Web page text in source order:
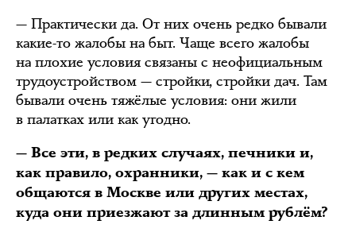
— Практически да. От них очень редко бывали
какие-то жалобы на быт. Чаще всего жалобы
на плохие условия связаны с неофициальным
трудоустройством — стройки, стройки дач. Там
бывали очень тяжёлые условия: они жили
в палатках или как угодно.
— Все эти, в редких случаях, печники и,
как правило, охранники, — как и с кем
общаются в Москве или других местах,
куда они приезжают за длинным рублём?